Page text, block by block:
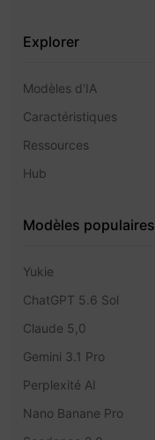
Explorer
Modèles d'IA
Caractéristiques
Ressources
Hub
Modèles populaires
Yukie
ChatGPT 5.6 Sol
Claude 5,0
Gemini 3.1 Pro
Perplexité AI
Nano Banane Pro